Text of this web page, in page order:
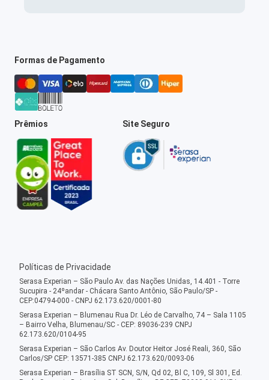
Formas de Pagamento
Prêmios Site Seguro
Políticas de Privacidade
Serasa Experian – São Paulo Av. das Nações Unidas, 14.401 - Torre
Sucupira - 24ºandar - Chácara Santo Antônio, São Paulo/SP -
CEP:04794-000 - CNPJ 62.173.620/0001-80
Serasa Experian – Blumenau Rua Dr. Léo de Carvalho, 74 – Sala 1105
– Bairro Velha, Blumenau/SC - CEP: 89036-239 CNPJ
62.173.620/0104-95
Serasa Experian – São Carlos Av. Doutor Heitor José Reali, 360, São
Carlos/SP CEP: 13571-385 CNPJ 62.173.620/0093-06
Serasa Experian – Brasília ST SCN, S/N, Qd 02, Bl C, 109, Sl 301, Ed.